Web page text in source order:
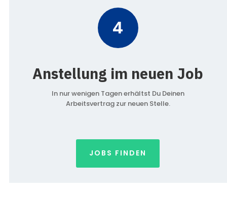
4
Anstellung im neuen Job
In nur wenigen Tagen erhältst Du Deinen
Arbeitsvertrag zur neuen Stelle.
JOBS FINDEN